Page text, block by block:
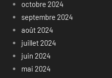
octobre 2024
septembre 2024
août 2024
juillet 2024
juin 2024
mai 2024